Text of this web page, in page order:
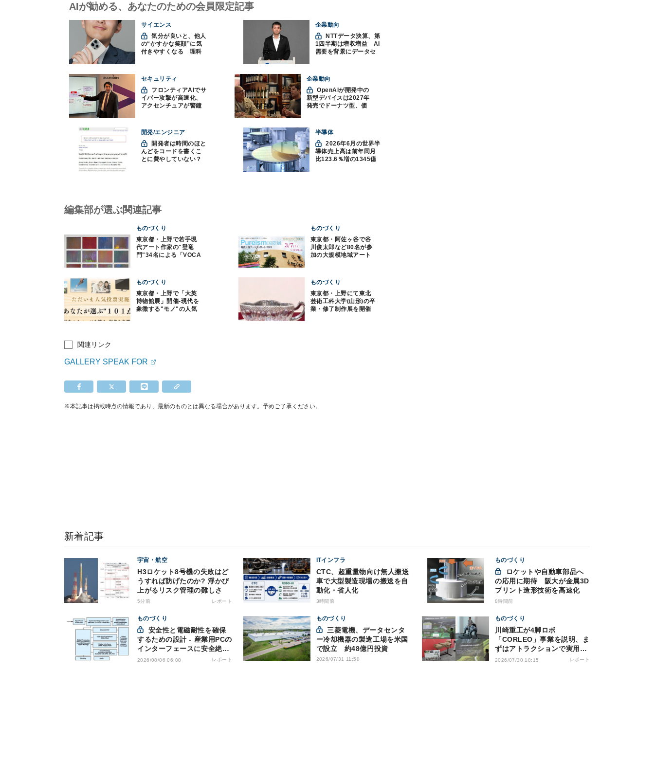
AIが勧める、あなたのための会員限定記事
サイエンス
気分が良いと、他人
の“かすかな笑顔”に気
付きやすくなる 理科
企業動向
1四半期は増収増益 AI
需要を背景にデータセ
セキュリティ
イバー攻撃が高速化、
アクセンチュアが警鐘
企業動向
OpenAIが開発中の
新型デバイスは2027年
発売でドーナツ型、価
開発/エンジニア
んどをコードを書くこ
とに費やしていない？
半導体
2026年6月の世界半
導体売上高は前年同月
比123.6％増の1345億
編集部が選ぶ関連記事
ものづくり
東京都・上野で若手現
代アート作家の"登竜
門"34名による「VOCA
ものづくり
東京都・阿佐ヶ谷で谷
川俊太郎など80名が参
加の大規模地域アート
ものづくり
東京都・上野で「大英
博物館展」開催-現代を
象徴する"モノ"の人気
ものづくり
東京都・上野にて東北
芸術工科大学(山形)の卒
業・修了制作展を開催
関連リンク
GALLERY SPEAK FOR
※本記事は掲載時点の情報であり、最新のものとは異なる場合があります。予めご了承ください。
新着記事
宇宙・航空
H3ロケット8号機の失敗はど
うすれば防げたのか? 浮かび
上がるリスク管理の難しさ
5分前 レポート
ITインフラ
CTC、超重量物向け無人搬送
車で大型製造現場の搬送を自
動化・省人化
3時間前
ものづくり
の応用に期待 阪大が金属3D
プリント造形技術を高速化
8時間前
ものづくり
するための設計 - 産業用PCの
インターフェースに安全絶縁
を適用する
2026/08/06 06:00 レポート
ものづくり
三菱電機、データセンタ
ー冷却機器の製造工場を米国
で設立 約48億円投資
2026/07/31 11:50
ものづくり
川崎重工が4脚ロボ
「CORLEO」事業を説明、ま
ずはアトラクションで実用化
へ
2026/07/30 18:15 レポート